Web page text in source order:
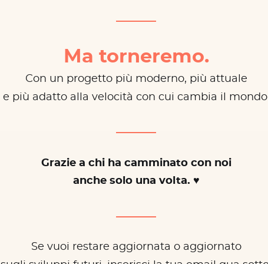
Ma torneremo.
Con un progetto più moderno, più attuale
e più adatto alla velocità con cui cambia il
Grazie a chi ha camminato con noi
anche solo una volta. ♥
Se vuoi restare aggiornata o aggiornato